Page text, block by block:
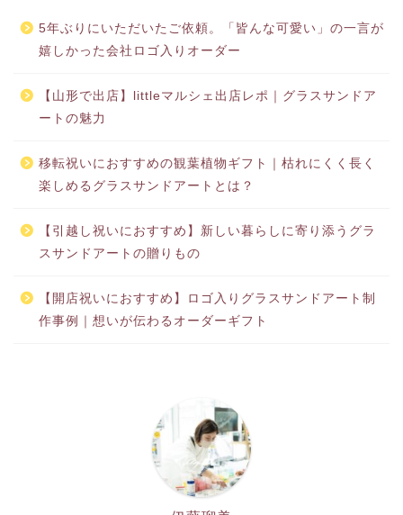
5年ぶりにいただいたご依頼。「皆んな可愛い」の一言が
嬉しかった会社ロゴ入りオーダー
【山形で出店】littleマルシェ出店レポ｜グラスサンドア
ートの魅力
移転祝いにおすすめの観葉植物ギフト｜枯れにくく長く
楽しめるグラスサンドアートとは？
【引越し祝いにおすすめ】新しい暮らしに寄り添うグラ
スサンドアートの贈りもの
【開店祝いにおすすめ】ロゴ入りグラスサンドアート制
作事例｜想いが伝わるオーダーギフト